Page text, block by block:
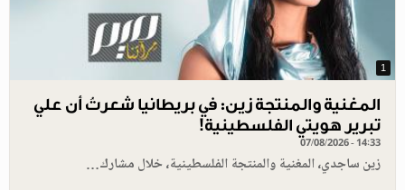
1
المغنية والمنتجة زين: في بريطانيا شعرتُ أن علي
تبرير هويتي الفلسطينية!
07/08/2026 - 14:33
زين ساجدي، المغنية والمنتجة الفلسطينية، خلال مشارك…